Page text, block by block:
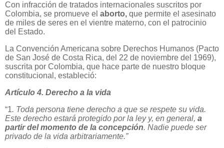
Con infracción de tratados internacionales suscritos por
Colombia, se promueve el aborto, que permite el asesinato
de miles de seres en el vientre materno, con el patrocinio
del Estado.
La Convención Americana sobre Derechos Humanos (Pacto
de San José de Costa Rica, del 22 de noviembre del 1969),
suscrita por Colombia, que hace parte de nuestro bloque
constitucional, estableció:
Artículo 4. Derecho a la vida
“1. Toda persona tiene derecho a que se respete su vida.
Este derecho estará protegido por la ley y, en general, a
partir del momento de la concepción. Nadie puede ser
privado de la vida arbitrariamente.”